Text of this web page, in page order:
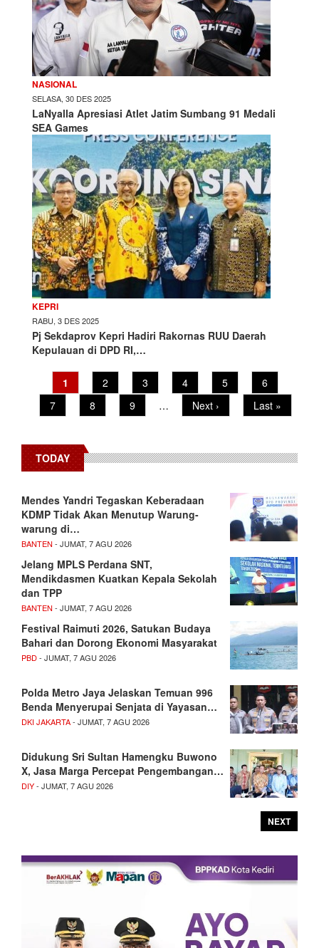
NASIONAL
SELASA, 30 DES 2025
LaNyalla Apresiasi Atlet Jatim Sumbang 91 Medali
SEA Games
KEPRI
RABU, 3 DES 2025
Pj Sekdaprov Kepri Hadiri Rakornas RUU Daerah
Kepulauan di DPD RI,…
PaginationCurrent
page
1 Page
2 Page
3 Page
4 Page
5 Page
6
Page
7 Page
8 Page
9 …
Next
page
Next ›
Last
page
Last »
TODAY
Mendes Yandri Tegaskan Keberadaan
KDMP Tidak Akan Menutup Warung-
warung di…
BANTEN - JUMAT, 7 AGU 2026
Jelang MPLS Perdana SNT,
Mendikdasmen Kuatkan Kepala Sekolah
dan TPP
BANTEN - JUMAT, 7 AGU 2026
Festival Raimuti 2026, Satukan Budaya
Bahari dan Dorong Ekonomi Masyarakat
PBD- JUMAT, 7 AGU 2026
Polda Metro Jaya Jelaskan Temuan 996
Benda Menyerupai Senjata di Yayasan…
DKI JAKARTA- JUMAT, 7 AGU 2026
Didukung Sri Sultan Hamengku Buwono
X, Jasa Marga Percepat Pengembangan…
DIY- JUMAT, 7 AGU 2026
NEXT